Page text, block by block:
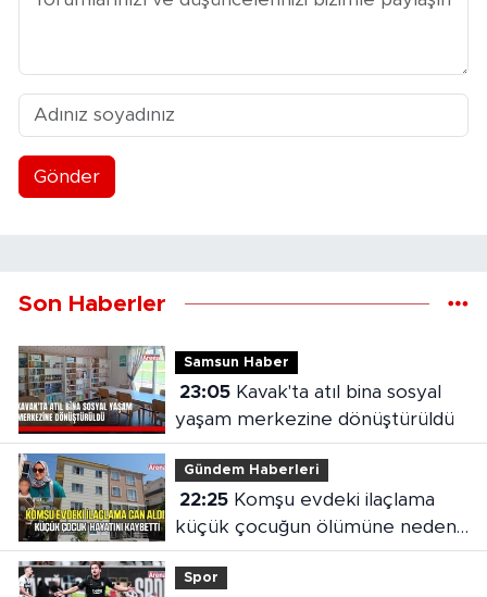
Gönder
Son Haberler
Samsun Haber
23:05Kavak'ta atıl bina sosyal
yaşam merkezine dönüştürüldü
Gündem Haberleri
22:25Komşu evdeki ilaçlama
küçük çocuğun ölümüne neden
oldu
Spor